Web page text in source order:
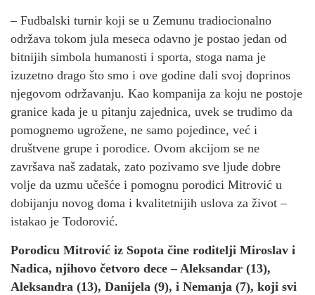
– Fudbalski turnir koji se u Zemunu tradiocionalno
održava tokom jula meseca odavno je postao jedan od
bitnijih simbola humanosti i sporta, stoga nama je
izuzetno drago što smo i ove godine dali svoj doprinos
njegovom održavanju. Kao kompanija za koju ne postoje
granice kada je u pitanju zajednica, uvek se trudimo da
pomognemo ugrožene, ne samo pojedince, već i
društvene grupe i porodice. Ovom akcijom se ne
završava naš zadatak, zato pozivamo sve ljude dobre
volje da uzmu učešće i pomognu porodici Mitrović u
dobijanju novog doma i kvalitetnijih uslova za život –
istakao je Todorović.
Porodicu Mitrović iz Sopota čine roditelji Miroslav i
Nadica, njihovo četvoro dece – Aleksandar (13),
Aleksandra (13), Danijela (9), i Nemanja (7), koji svi